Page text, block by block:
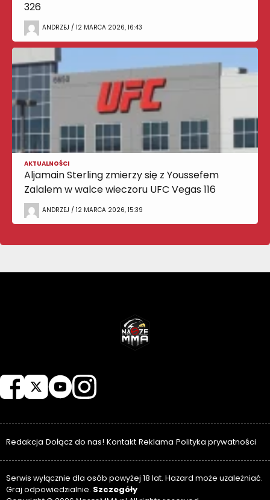
326
ANDRZEJ / 12 MARCA 2026, 16:43
AKTUALNOŚCI
Aljamain Sterling zmierzy się z Youssefem
Zalalem w walce wieczoru UFC Vegas 116
ANDRZEJ / 12 MARCA 2026, 15:39
Redakcja Dołącz do nas! Kontakt Reklama Polityka prywatności
Serwis wyłącznie dla osób powyżej 18 lat. Hazard może uzależniać.
Graj odpowiedzialnie. Szczegóły